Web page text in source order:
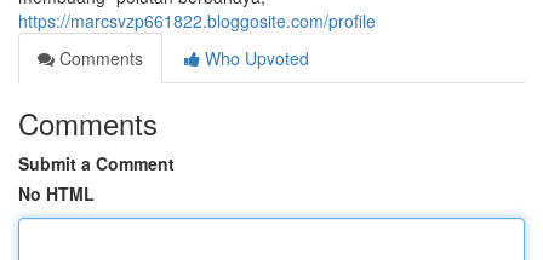
https://marcsvzp661822.bloggosite.com/profile
Comments
Who Upvoted
Comments
Submit a Comment
No HTML